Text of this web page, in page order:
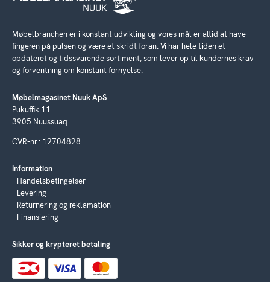
Møbelbranchen er i konstant udvikling og vores mål er altid at have
fingeren på pulsen og være et skridt foran. Vi har hele tiden et
opdateret og tidssvarende sortiment, som lever op til kundernes krav
og forventning om konstant fornyelse.
Møbelmagasinet Nuuk ApS
Pukuffik 11
3905 Nuussuaq
CVR-nr.: 12704828
Information
Handelsbetingelser
Levering
Returnering og reklamation
Finansiering
Sikker og krypteret betaling